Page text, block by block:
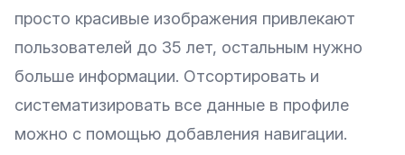
просто красивые изображения привлекают
пользователей до 35 лет, остальным нужно
больше информации. Отсортировать и
систематизировать все данные в профиле
можно с помощью добавления навигации.